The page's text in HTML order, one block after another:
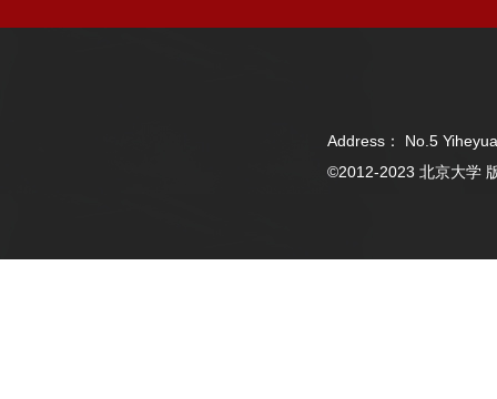
Address： No.5
©2012-2023 北京大学